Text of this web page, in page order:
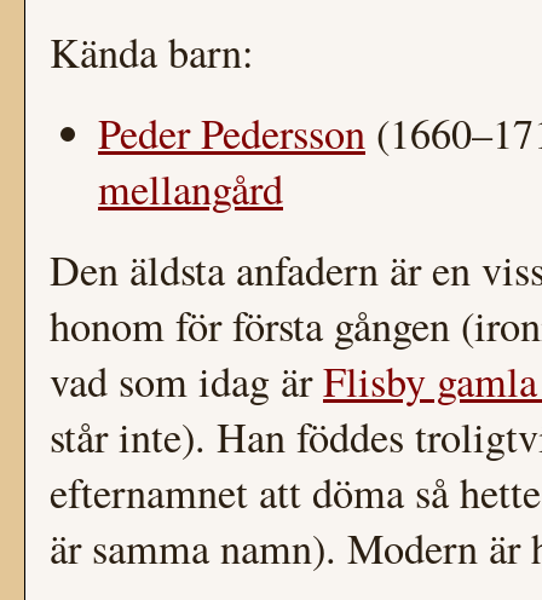
Kända barn:
Peder Pedersson
mellangård
Den äldsta anfadern är en
honom för första gången
vad som idag ärFlisby
står inte). Han föddes
efternamnet att döma så
är samma namn). Modern är